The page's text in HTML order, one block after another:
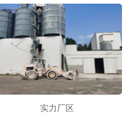
实力厂区